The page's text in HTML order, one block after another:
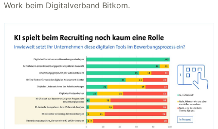
Work beim Digitalverband Bitkom.